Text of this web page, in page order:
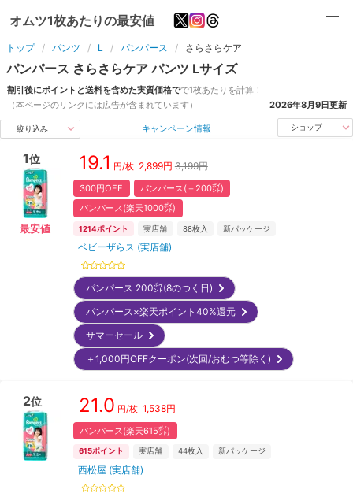
オムツ1枚あたりの最安値
トップ パンツ L パンパース さらさらケア
パンパース さらさらケア パンツ Lサイズ
割引後にポイントと送料を含めた実質価格でで1枚あたりを計算！
（本ページのリンクには広告が含まれています）
2026年8月9日更新
絞り込み キャンペーン情報 ショップ
1位
最安値
19.1 円/枚 2,899円 3,199円
300円OFF
パンパース(＋200㌽)
パンパース(楽天1000㌽)
1214ポイント 実店舗 88枚入 新パッケージ
ベビーザらス (実店舗)
パンパース 200㌽(8のつく日)
パンパース×楽天ポイント40%還元
サマーセール
＋1,000円OFFクーポン(次回/おむつ等除く)
2位 21.0 円/枚 1,538円
パンパース(楽天615㌽)
615ポイント 実店舗 44枚入 新パッケージ
西松屋 (実店舗)